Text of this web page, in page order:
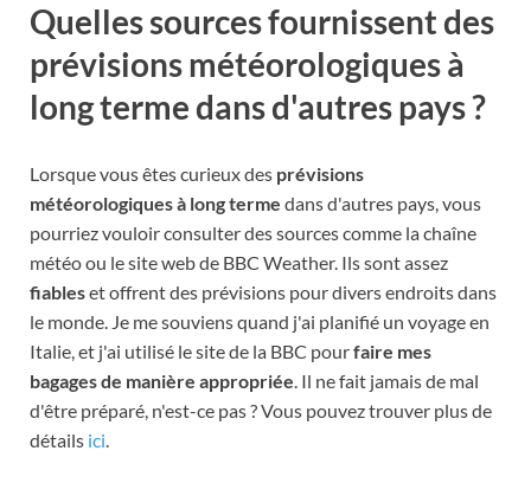
Quelles sources fournissent des
prévisions météorologiques à
long terme dans d'autres pays ?
Lorsque vous êtes curieux des prévisions
météorologiques à long terme dans d'autres pays, vous
pourriez vouloir consulter des sources comme la chaîne
météo ou le site web de BBC Weather. Ils sont assez
fiableset offrent des prévisions pour divers endroits dans
le monde. Je me souviens quand j'ai planifié un voyage en
Italie, et j'ai utilisé le site de la BBC pourfaire mes
bagages de manière appropriée . Il ne fait jamais de mal
d'être préparé, n'est-ce pas ? Vous pouvez trouver plus de
détails ici